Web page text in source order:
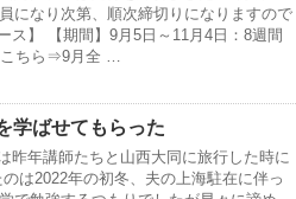
になり次第、順次締切りになりますので
ス】 【期間】9月5日～11月4日：8週間
こちら⇒9月全 …
学ばせてもらった
年講師たちと山西大同に旅行した時に
は2022年の初冬、夫の上海駐在に伴っ